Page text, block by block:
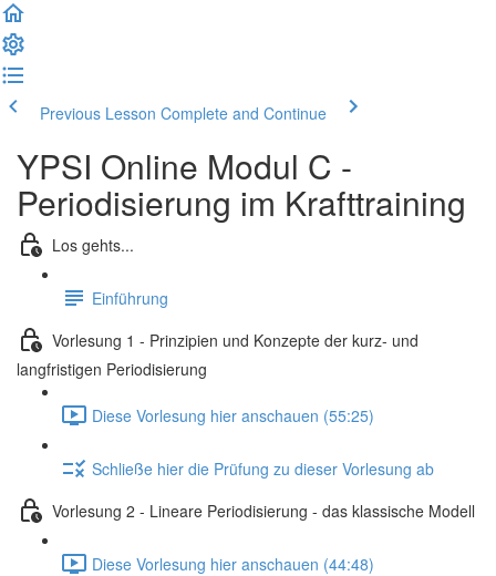
Previous Lesson Complete and Continue
YPSI Online Modul C -
Periodisierung im Krafttraining
Los gehts...
Einführung
Vorlesung 1 - Prinzipien und Konzepte der kurz- und
langfristigen Periodisierung
Diese Vorlesung hier anschauen (55:25)
Schließe hier die Prüfung zu dieser Vorlesung ab
Vorlesung 2 - Lineare Periodisierung - das klassische Modell
Diese Vorlesung hier anschauen (44:48)